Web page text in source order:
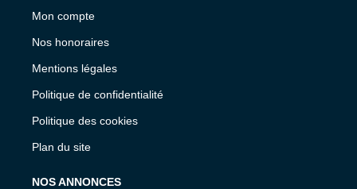
Mon compte
Nos honoraires
Mentions légales
Politique de confidentialité
Politique des cookies
Plan du site
NOS ANNONCES